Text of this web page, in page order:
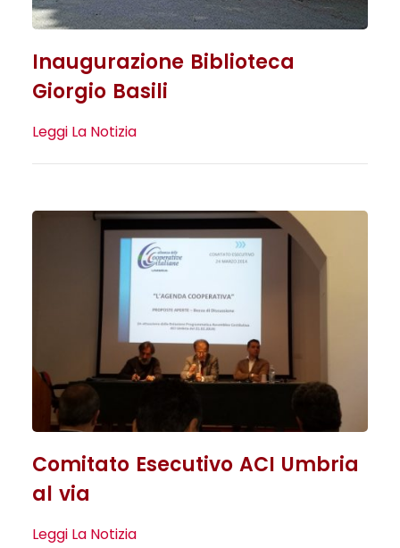
Inaugurazione Biblioteca
Giorgio Basili
Leggi La Notizia
Comitato Esecutivo ACI Umbria
al via
Leggi La Notizia